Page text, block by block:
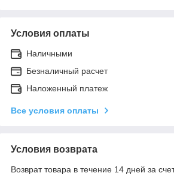
Условия оплаты
Наличными
Безналичный расчет
Наложенный платеж
Все условия оплаты
Условия возврата
Возврат товара в течение 14 дней за